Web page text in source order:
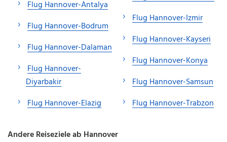
Flug Hannover-Antalya
Flug Hannover-Bodrum
Flug Hannover-Dalaman
Flug Hannover-
Diyarbakir
Flug Hannover-Elazig
Flug Hannover-Izmir
Flug Hannover-Kayseri
Flug Hannover-Konya
Flug Hannover-Samsun
Flug Hannover-Trabzon
Andere Reiseziele ab Hannover